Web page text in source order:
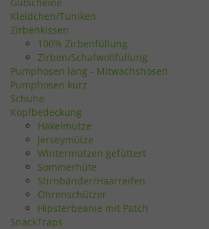
Kleidchen/Tuniken
Zirbenkissen
100% Zirbenfüllung
Zirben/Schafwollfüllung
Pumphosen lang - Mitwachshosen
Pumphosen kurz
Schuhe
Kopfbedeckung
Häkelmütze
Jerseymütze
Wintermützen gefüttert
Sommerhüte
Stirnbänder/Haarreifen
Ohrenschützer
Hipsterbeanie mit Patch
SnackTraps